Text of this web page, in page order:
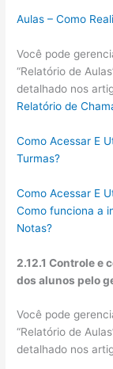
Aulas – Como
Você pode
“Relatório de
detalhado nos
Relatório de
Como Acessar E
Turmas?
Como Acessar E
Como funciona a
Notas?
2.12.1 Controle e
dos alunos pelo
Você pode
“Relatório de
detalhado nos